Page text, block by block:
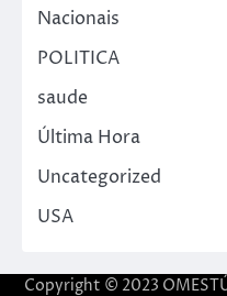
Nacionais
POLITICA
saude
Última Hora
Uncategorized
USA
Copyright © 2023